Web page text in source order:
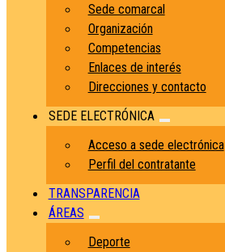
Sede comarcal
Organización
Competencias
Enlaces de interés
Direcciones y contacto
SEDE ELECTRÓNICA
Acceso a sede electrónica
Perfil del contratante
TRANSPARENCIA
ÁREAS
Deporte